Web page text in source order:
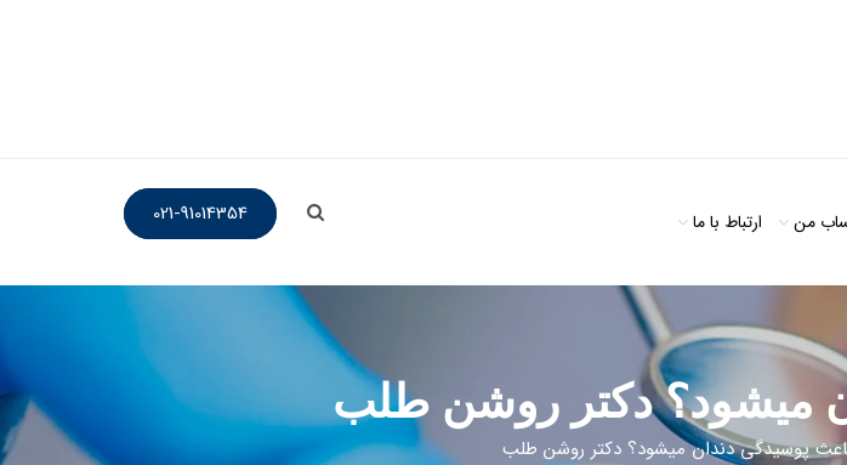
من ارتباط با ما 021-91014354
میشود؟ دکتر روشن طلب
پوسیدگی دندان میشود؟ دکتر روشن طلب